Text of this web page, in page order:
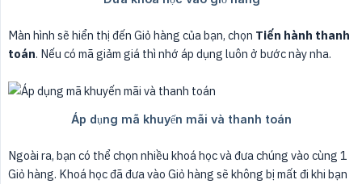
Màn hình sẽ hiển thị đến Giỏ hàng của bạn, chọn Tiến hành thanh
toán. Nếu có mã giảm giá thì nhớ áp dụng luôn ở bước này nha.
Ngoài ra, bạn có thể chọn nhiều khoá học và đưa chúng vào cùng 1
Giỏ hàng. Khoá học đã đưa vào Giỏ hàng sẽ không bị mất đi khi bạn